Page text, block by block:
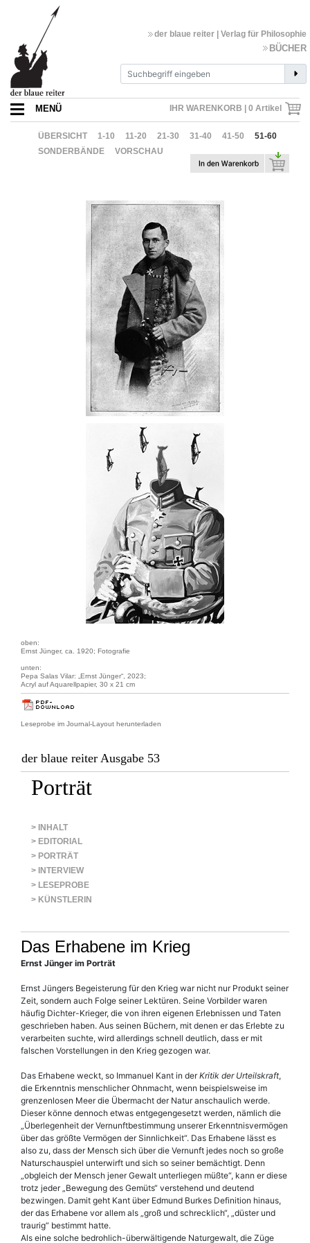
IHR WARENKORB | 0 Artikel
der blaue reiter | Verlag für Philosophie
BÜCHER
MENÜ
ÜBERSICHT 1-10 11-20 21-30 31-40 41-50
51-60
SONDERBÄNDE
VORSCHAU
oben:
Ernst Jünger, ca. 1920; Fotografie
unten:
Pepa Salas Vilar: „Ernst Jünger“, 2023;
Acryl auf Aquarellpapier, 30 x 21 cm
Leseprobe im Journal-Layout herunterladen
der blaue reiter Ausgabe 53
Porträt
> INHALT
> EDITORIAL
> PORTRÄT
> INTERVIEW
> LESEPROBE
> KÜNSTLERIN
Das Erhabene im Krieg
Ernst Jünger im Porträt
Ernst Jüngers Begeisterung für den Krieg war nicht nur Produkt seiner
Zeit, sondern auch Folge seiner Lektüren. Seine Vorbilder waren
häufig Dichter-Krieger, die von ihren eigenen Erlebnissen und Taten
geschrieben haben. Aus seinen Büchern, mit denen er das Erlebte zu
verarbeiten suchte, wird allerdings schnell deutlich, dass er mit
falschen Vorstellungen in den Krieg gezogen war.
Das Erhabene weckt, so Immanuel Kant in derKritik der Urteilskraft,
die Erkenntnis menschlicher Ohnmacht, wenn beispielsweise im
grenzenlosen Meer die Übermacht der Natur anschaulich werde.
Dieser könne dennoch etwas entgegengesetzt werden, nämlich die
„Überlegenheit der Vernunftbestimmung unserer Erkenntnisvermögen
über das größte Vermögen der Sinnlichkeit“. Das Erhabene lässt es
also zu, dass der Mensch sich über die Vernunft jedes noch so große
Naturschauspiel unterwirft und sich so seiner bemächtigt. Denn
„obgleich der Mensch jener Gewalt unterliegen müßte“, kann er diese
trotz jeder „Bewegung des Gemüts“ verstehend und deutend
bezwingen. Damit geht Kant über Edmund Burkes Definition hinaus,
der das Erhabene vor allem als „groß und schrecklich“, „düster und
traurig“ bestimmt hatte.
Als eine solche bedrohlich-überwältigende Naturgewalt, die Züge